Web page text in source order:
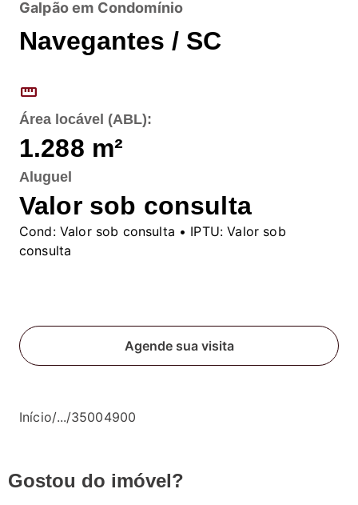
Galpão em Condomínio
Navegantes / SC
straighten
Área locável (ABL):
1.288 m²
Aluguel
Valor sob consulta
Cond:Valor sob consulta • IPTU: Valor sob
consulta
Agende sua visita
Início/.../35004900
Gostou do imóvel?